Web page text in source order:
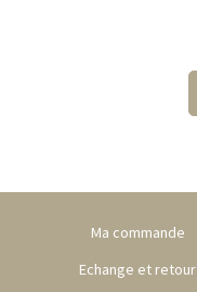
Ma commande
Echange et retour